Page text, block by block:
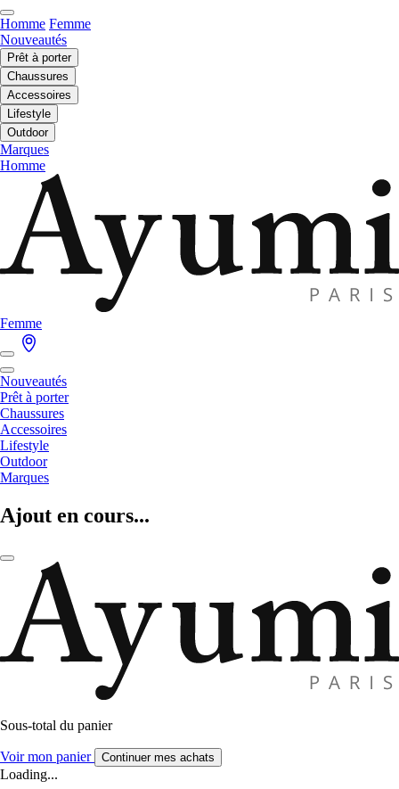
Homme Femme
Nouveautés
Prêt à porter
Chaussures
Accessoires
Lifestyle
Outdoor
Marques
Homme
Femme
Nouveautés
Prêt à porter
Chaussures
Accessoires
Lifestyle
Outdoor
Marques
Ajout en cours...
Sous-total du panier
Voir mon panier Continuer mes achats
Loading...